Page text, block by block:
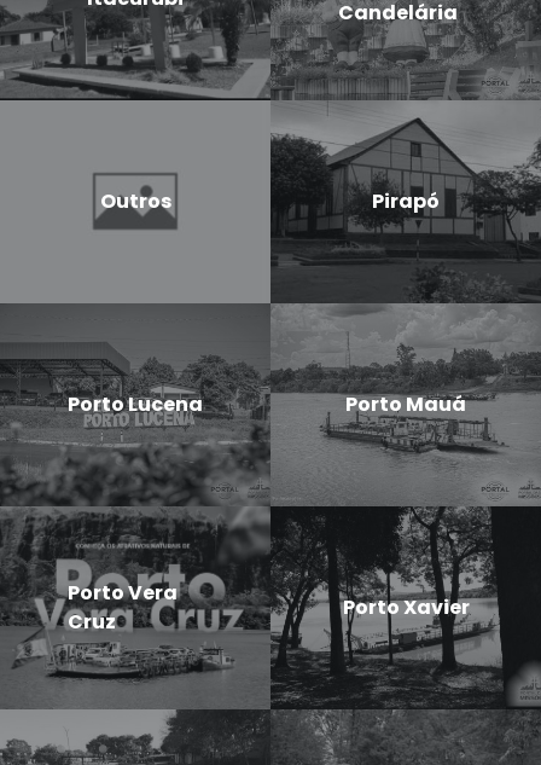
Candelária
Outros Pirapó
Porto Lucena Porto Mauá
Porto Vera
Cruz
Porto Xavier